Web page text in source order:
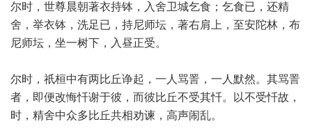
尔时，世尊晨朝著衣持钵，入舍卫城乞食；乞食已，还精
舍，举衣钵，洗足已，持尼师坛，著右肩上，至安陀林，布
尼师坛，坐一树下，入昼正受。
尔时，祇桓中有两比丘诤起，一人骂詈，一人默然。其骂詈
者，即便改悔忏谢于彼，而彼比丘不受其忏。以不受忏故，
时，精舍中众多比丘共相劝谏，高声闹乱。